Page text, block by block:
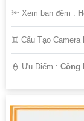
🔦 Xem ban đêm :
♊ Cấu Tạo Camera
️👮 Ưu Điểm : Công